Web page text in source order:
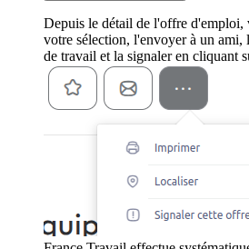
Depuis le détail de l'offre d'emploi,
votre sélection, l'envoyer à un
de travail et la signaler en cliquant